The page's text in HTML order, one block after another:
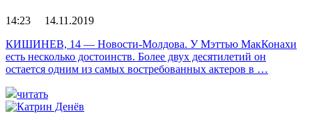
14:23 14.11.2019
КИШИНЕВ, 14 — Новости-Молдова. У Мэттью МакКонахи
есть несколько достоинств. Более двух десятилетий он
остается одним из самых востребованных актеров в …
читать